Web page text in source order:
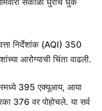
सकाळी धुराचे धुके
निर्देशांक (AQI) 350
आरोग्याची चिंता वाढली.
395 एक्यूआय, आया
376 वर पोहोचले. या सर्व